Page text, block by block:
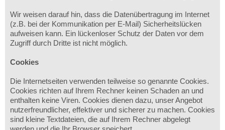
Wir weisen darauf hin, dass die Datenübertragung im Internet
(z.B. bei der Kommunikation per E-Mail) Sicherheitslücken
aufweisen kann. Ein lückenloser Schutz der Daten vor dem
Zugriff durch Dritte ist nicht möglich.
Cookies
Die Internetseiten verwenden teilweise so genannte Cookies.
Cookies richten auf Ihrem Rechner keinen Schaden an und
enthalten keine Viren. Cookies dienen dazu, unser Angebot
nutzerfreundlicher, effektiver und sicherer zu machen. Cookies
sind kleine Textdateien, die auf Ihrem Rechner abgelegt